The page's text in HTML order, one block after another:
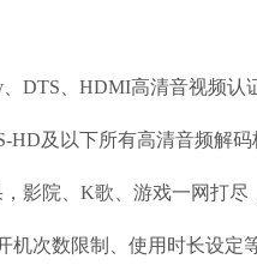
DTS、HDMI高清音视频认
及以下所有高清音频解码
院、K歌、游戏一网打尽
次数限制、使用时长设定